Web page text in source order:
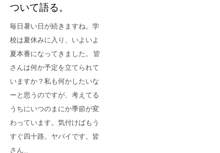
フラッグシップストア
熊本店
Arv
ついて語る。
毎日暑い日が続きますね。学
校は夏休みに入り、いよいよ
夏本番になってきました。 皆
さんは何か予定を立てられて
いますか？私も何かしたいな
ーと思うのですが、考えてる
うちにいつのまにか季節が変
わっています。気付けばもう
すぐ四十路。ヤバイです。皆
さん…